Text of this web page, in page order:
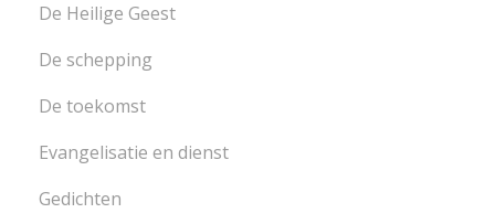
De Heilige Geest
De schepping
De toekomst
Evangelisatie en dienst
Gedichten